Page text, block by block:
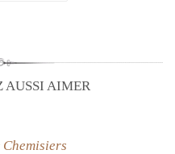
AUSSI AIMER